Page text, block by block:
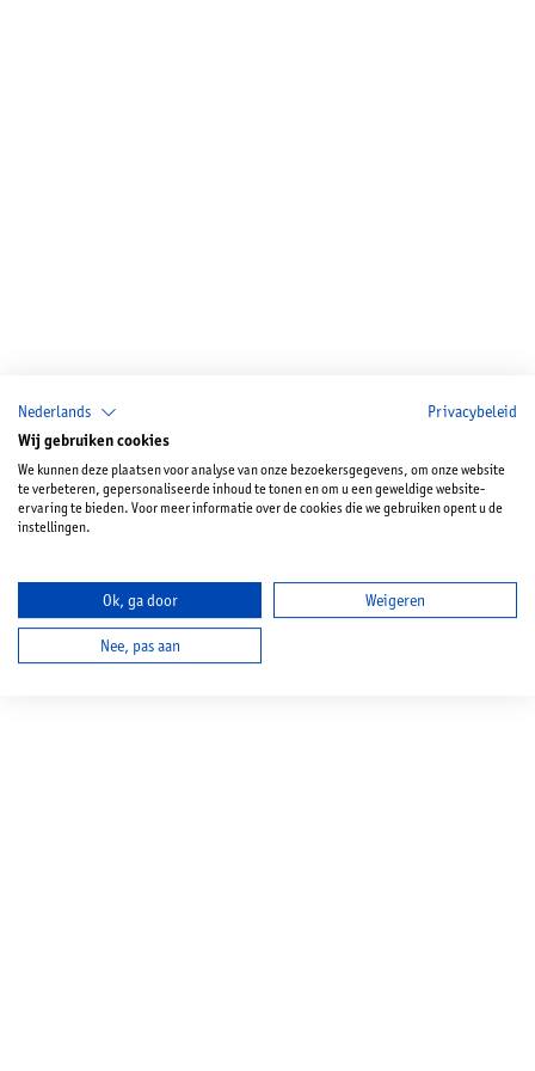
Nederlands Privacybeleid
Wij gebruiken cookies
We kunnen deze plaatsen voor analyse van onze bezoekersgegevens, om onze website
te verbeteren, gepersonaliseerde inhoud te tonen en om u een geweldige website-
ervaring te bieden. Voor meer informatie over de cookies die we gebruiken opent u de
instellingen.
Ok, ga door Weigeren
Nee, pas aan